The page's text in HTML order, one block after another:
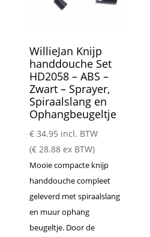
WillieJan Knijp
handdouche Set
HD2058 – ABS –
Zwart – Sprayer,
Spiraalslang en
Ophangbeugeltje
€ 34.95 incl. BTW
(€ 28.88 ex BTW)
Mooie compacte knijp
handdouche compleet
geleverd met spiraalslang
en muur ophang
beugeltje. Door de